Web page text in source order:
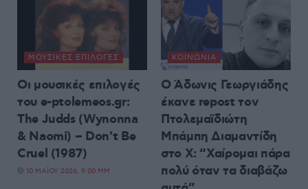
ΜΟΥΣΙΚΈΣ ΕΠΙΛΟΓΈΣ
Οι μουσικές επιλογές
του e-ptolemeos.gr:
The Judds (Wynonna
& Naomi) – Don’t Be
Cruel (1987)
10 ΜΑΪ́ΟΥ 2026, 9:00 ΜΜ
ΚΟΙΝΩΝΊΑ
Ο Άδωνις Γεωργιάδης
έκανε repost τον
Πτολεμαϊδιώτη
Μπάμπη Διαμαντίδη
στο X: “Χαίρομαι πάρα
πολύ όταν τα διαβάζω